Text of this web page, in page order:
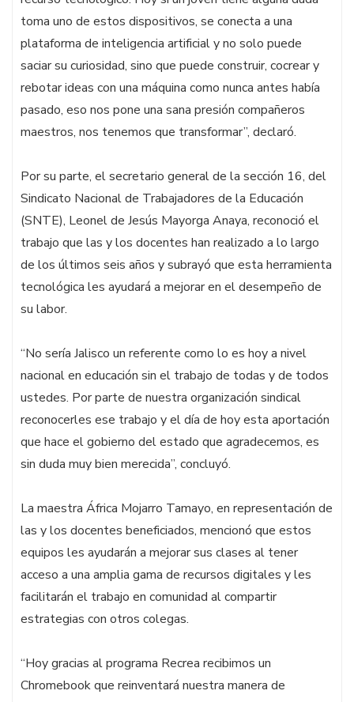
toma uno de estos dispositivos, se conecta a una
plataforma de inteligencia artificial y no solo puede
saciar su curiosidad, sino que puede construir, cocrear y
rebotar ideas con una máquina como nunca antes había
pasado, eso nos pone una sana presión compañeros
maestros, nos tenemos que transformar”, declaró.
Por su parte, el secretario general de la sección 16, del
Sindicato Nacional de Trabajadores de la Educación
(SNTE), Leonel de Jesús Mayorga Anaya, reconoció el
trabajo que las y los docentes han realizado a lo largo
de los últimos seis años y subrayó que esta herramienta
tecnológica les ayudará a mejorar en el desempeño de
su labor.
“No sería Jalisco un referente como lo es hoy a nivel
nacional en educación sin el trabajo de todas y de todos
ustedes. Por parte de nuestra organización sindical
reconocerles ese trabajo y el día de hoy esta aportación
que hace el gobierno del estado que agradecemos, es
sin duda muy bien merecida”, concluyó.
La maestra África Mojarro Tamayo, en representación de
las y los docentes beneficiados, mencionó que estos
equipos les ayudarán a mejorar sus clases al tener
acceso a una amplia gama de recursos digitales y les
facilitarán el trabajo en comunidad al compartir
estrategias con otros colegas.
“Hoy gracias al programa Recrea recibimos un
Chromebook que reinventará nuestra manera de